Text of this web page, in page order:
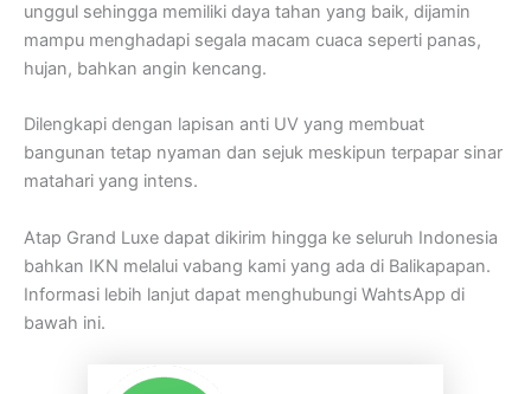
unggul sehingga memiliki daya tahan yang baik, dijamin
mampu menghadapi segala macam cuaca seperti panas,
hujan, bahkan angin kencang.
Dilengkapi dengan lapisan anti UV yang membuat
bangunan tetap nyaman dan sejuk meskipun terpapar sinar
matahari yang intens.
Atap Grand Luxe dapat dikirim hingga ke seluruh Indonesia
bahkan IKN melalui vabang kami yang ada di Balikapapan.
Informasi lebih lanjut dapat menghubungi WahtsApp di
bawah ini.